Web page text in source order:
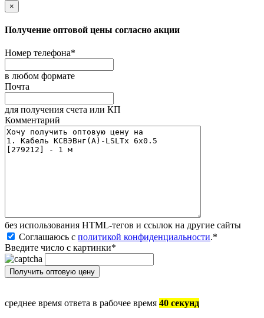
×
Получение оптовой цены согласно акции
Номер телефона*
в любом формате
Почта
для получения счета или КП
Комментарий
без иcпользования HTML-тегов и ссылок на другие сайты
Соглашаюсь с политикой конфиденциальности.*
Введите число с картинки*
среднее время ответа в рабочее время 40 секунд